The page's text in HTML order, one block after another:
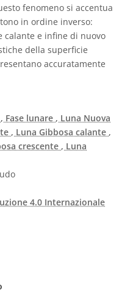
fenomeno si accentua
in ordine inverso:
calante e infine di nuovo
della superficie
accuratamente
, Fase lunare , Luna Nuova
, Luna Gibbosa calante ,
crescente , Luna
4.0 Internazionale
4.0